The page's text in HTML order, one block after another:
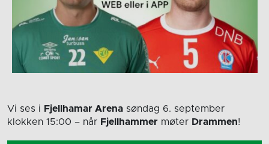
Vi ses i Fjellhamar Arena søndag 6. september
klokken 15:00 – når Fjellhammer møter Drammen!